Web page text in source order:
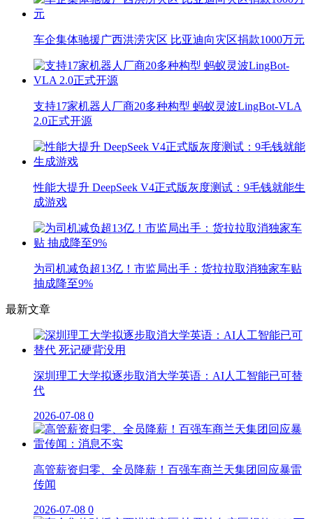
车企集体驰援广西洪涝灾区 比亚迪向灾区捐款1000万元
支持17家机器人厂商20多种构型 蚂蚁灵波LingBot-VLA
2.0正式开源
性能大提升 DeepSeek V4正式版灰度测试：9毛钱就能生
成游戏
为司机减负超13亿！市监局出手：货拉拉取消独家车贴
抽成降至9%
最新文章
深圳理工大学拟逐步取消大学英语：AI人工智能已可替
代
2026-07-08 0
高管薪资归零、全员降薪！百强车商兰天集团回应暴雷
传闻
2026-07-08 0